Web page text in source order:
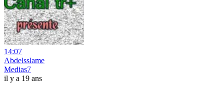
14:07
Abdelsslame
Medias7
il y a 19 ans